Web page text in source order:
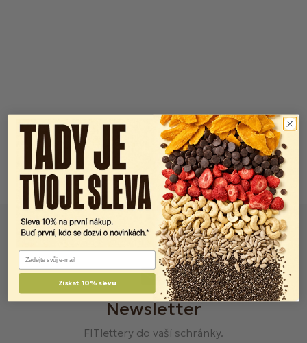
Newsletter
FITlettery do vaší schránky.
Email
Získat 10% slevu